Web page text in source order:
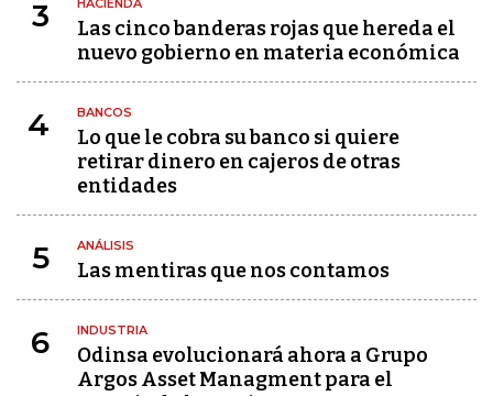
3 HACIENDA
Las cinco banderas rojas que hereda el
nuevo gobierno en materia económica
4 BANCOS
Lo que le cobra su banco si quiere
retirar dinero en cajeros de otras
entidades
5 ANÁLISIS
Las mentiras que nos contamos
6 INDUSTRIA
Odinsa evolucionará ahora a Grupo
Argos Asset Managment para el